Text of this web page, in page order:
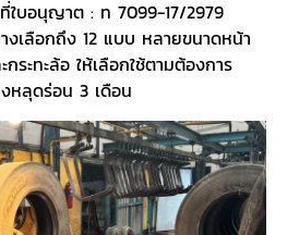
ใบอนุญาต : ท 7099-17/2979
เลือกถึง 12 แบบ หลายขนาดหน้า
ระทะล้อ ให้เลือกใช้ตามต้องการ
หลุดร่อน 3 เดือน